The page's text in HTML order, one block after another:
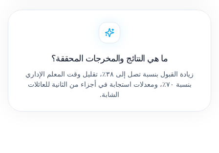
ما هي النتائج والمخرجات المحققة؟
زيادة القبول بنسبة تصل إلى ٣٨٪، تقليل وقت المعلم الإداري
بنسبة ٧٠٪، ومعدلات استجابة في أجزاء من الثانية للعائلات
الشابة.